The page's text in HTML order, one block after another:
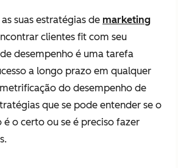
suas estratégias de marketing
clientes fit com seu
desempenho é uma tarefa
a longo prazo em qualquer
do desempenho de
que se pode entender se o
o certo ou se é preciso fazer